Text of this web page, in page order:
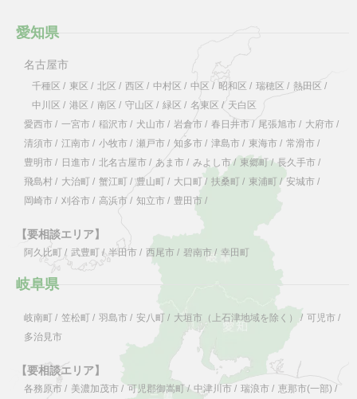
愛知県
名古屋市
千種区 / 東区 / 北区 / 西区 / 中村区 / 中区 / 昭和区 / 瑞穂区 / 熱田区 /
中川区 / 港区 / 南区 / 守山区 / 緑区 / 名東区 / 天白区
愛西市 / 一宮市 / 稲沢市 / 犬山市 / 岩倉市 / 春日井市 / 尾張旭市 / 大府市 /
清須市 / 江南市 / 小牧市 / 瀬戸市 / 知多市 / 津島市 / 東海市 / 常滑市 /
豊明市 / 日進市 / 北名古屋市 / あま市 / みよし市/ 東郷町 / 長久手市 /
飛島村 / 大治町 / 蟹江町 / 豊山町 / 大口町 / 扶桑町 / 東浦町 / 安城市 /
岡崎市 / 刈谷市 / 高浜市 / 知立市 / 豊田市 /
【要相談エリア】
阿久比町 / 武豊町 / 半田市 / 西尾市 / 碧南市 / 幸田町
岐阜県
岐南町 / 笠松町 / 羽島市 / 安八町 / 大垣市（上石津地域を除く） / 可児市 /
多治見市
【要相談エリア】
各務原市 / 美濃加茂市 / 可児郡御嵩町/ 中津川市 / 瑞浪市 / 恵那市(一部) /